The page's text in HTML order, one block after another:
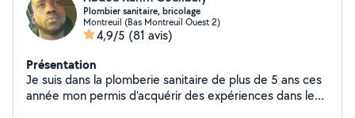
Plombier sanitaire, bricolage
Montreuil (Bas Montreuil Ouest 2)
4,9/5 (81 avis)
Présentation
Je suis dans la plomberie sanitaire de plus de 5 ans ces
année mon permis d'acquérir des expériences dans le